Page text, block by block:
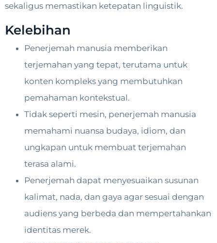
sekaligus memastikan ketepatan linguistik.
Kelebihan
Penerjemah manusia memberikan
terjemahan yang tepat, terutama untuk
konten kompleks yang membutuhkan
pemahaman kontekstual.
Tidak seperti mesin, penerjemah manusia
memahami nuansa budaya, idiom, dan
ungkapan untuk membuat terjemahan
terasa alami.
Penerjemah dapat menyesuaikan susunan
kalimat, nada, dan gaya agar sesuai dengan
audiens yang berbeda dan mempertahankan
identitas merek.